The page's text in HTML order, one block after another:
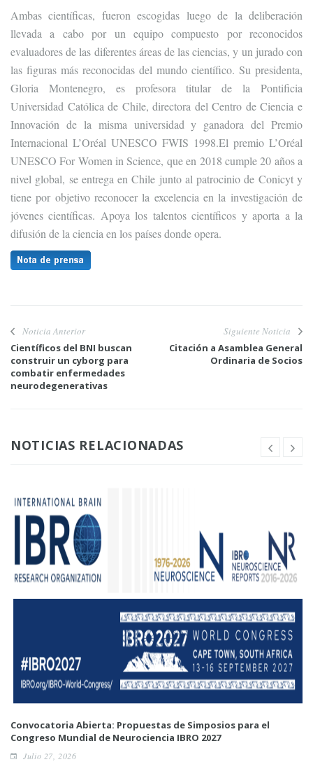
Ambas científicas, fueron escogidas luego de la deliberación
llevada a cabo por un equipo compuesto por reconocidos
evaluadores de las diferentes áreas de las ciencias, y un jurado con
las figuras más reconocidas del mundo científico. Su presidenta,
Gloria Montenegro, es profesora titular de la Pontificia
Universidad Católica de Chile, directora del Centro de Ciencia e
Innovación de la misma universidad y ganadora del Premio
Internacional L’Oréal UNESCO FWIS 1998.El premio L’Oréal
UNESCO For Women in Science, que en 2018 cumple 20 años a
nivel global, se entrega en Chile junto al patrocinio de Conicyt y
tiene por objetivo reconocer la excelencia en la investigación de
jóvenes científicas. Apoya los talentos científicos y aporta a la
difusión de la ciencia en los países donde opera.
Noticia Anterior
Científicos del BNI buscan
construir un cyborg para
combatir enfermedades
neurodegenerativas
Siguiente Noticia
Citación a Asamblea General
Ordinaria de Socios
NOTICIAS RELACIONADAS
Convocatoria Abierta: Propuestas de Simposios para el
Congreso Mundial de Neurociencia IBRO 2027
Julio 27, 2026